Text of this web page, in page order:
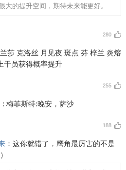
大的提升空间，期待未来能更好。
280
莎 克洛丝 月见夜 斑点 芬 梓兰 炎熔
干员获得概率提升
255
梅菲斯特:晚安，萨沙
188
： 这你就错了，鹰角最厉害的不是